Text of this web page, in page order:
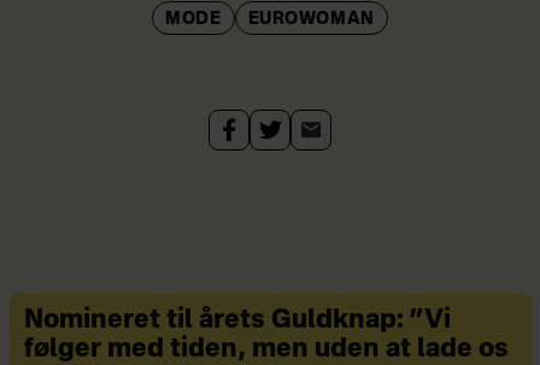
MODE EUROWOMAN
Nomineret til årets Guldknap: ”Vi
følger med tiden, men uden at lade os